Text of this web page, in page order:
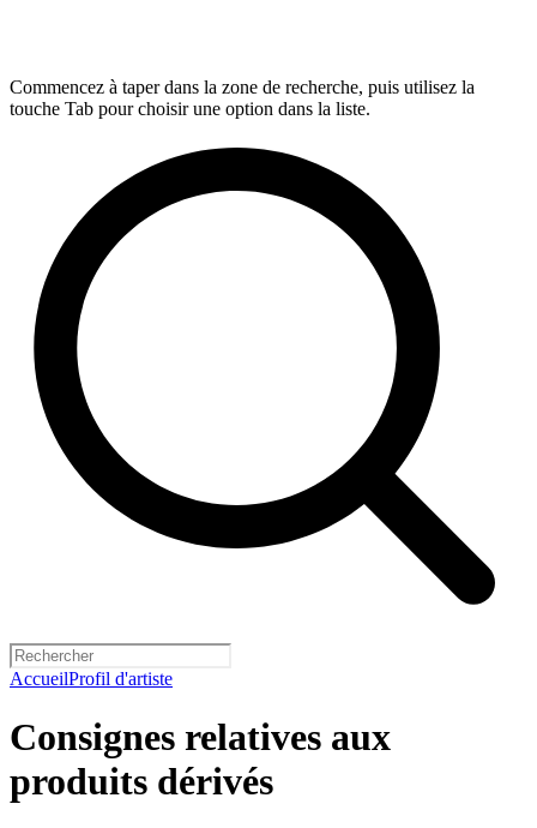
Commencez à taper dans la zone de recherche, puis utilisez la
touche Tab pour choisir une option dans la liste.
AccueilProfil d'artiste
Consignes relatives aux
produits dérivés